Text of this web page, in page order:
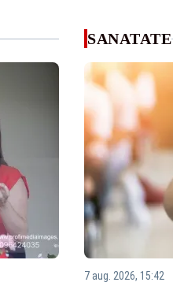
SANATATE
7 aug. 2026, 15:42